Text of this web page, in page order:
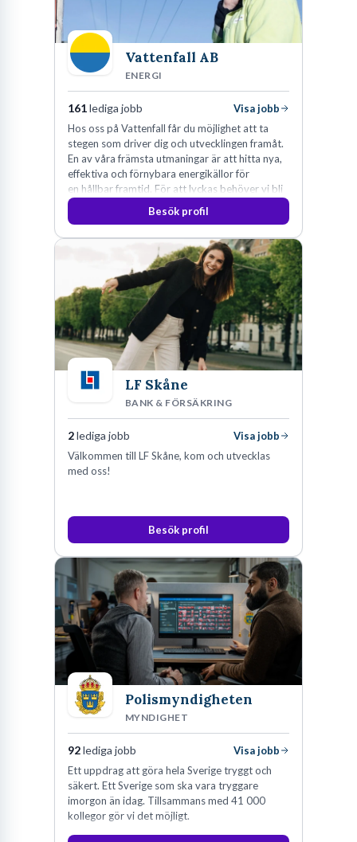
Vattenfall AB
ENERGI
161lediga jobb
Visa jobb
Hos oss på Vattenfall får du möjlighet att ta
stegen som driver dig och utvecklingen framåt.
En av våra främsta utmaningar är att hitta nya,
effektiva och förnybara energikällor för
en hållbar framtid. För att lyckas behöver vi bli
fler medarbetare som vill göra skillnad.
Besök profil
LF Skåne
BANK & FÖRSÄKRING
2lediga jobb
Visa jobb
Välkommen till LF Skåne, kom och utvecklas
med oss!
Besök profil
Polismyndigheten
MYNDIGHET
92lediga jobb
Visa jobb
Ett uppdrag att göra hela Sverige tryggt och
säkert. Ett Sverige som ska vara tryggare
imorgon än idag. Tillsammans med 41 000
kollegor gör vi det möjligt.